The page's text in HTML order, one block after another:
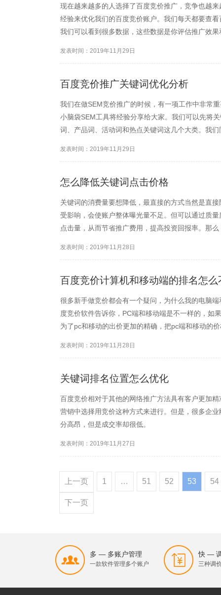
现在越来越多的人选择了百度竞价推广，竞争也越
经验来优化我们的百度竞价账户。我们每天都要查
我们可以看到很多数据，这些数据是你评估推广效
发表时间：2019年11月29日
百度竞价推广关键词优化分析
我们在做SEM竞价推广的时候，有一项工作中非常
小脑袋SEM工具将经验分享给大家。我们可以先将
词、产品词、活动词和热点关键词这几个大类。我
发表时间：2019年11月29日
怎么降低关键词点击价格
关键词的消费量要想降低，最直接的方式当然是直
受影响，会使账户整体曝光量不足。但可以通过质
点击量，从而节省推广费用，提高投资回报率。那
发表时间：2019年11月28日
百度竞价计算机和移动端的排名怎么
很多新手做竞价都会有一个疑问，为什么我的电脑
度竞价软件告诉你，PC端和移动端是不一样的，如
为了pc和移动的出价更加的精确，把pc端和移动的
发表时间：2019年11月28日
关键词排名位置怎么优化
百度竞价相对于其他的网络推广方法具有客户更加
营销中选择用竞价这种方式来进行。但是，很多企
分高昂，但是成交率却很低。
发表时间：2019年11月27日
上一页 1 … 51 52 53 54
下一页
多 — 多账户管理
一款软件管理多个账户
快 —
三种调